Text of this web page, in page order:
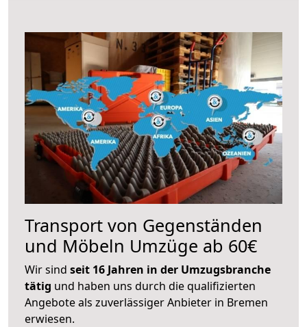
Transport von Gegenständen
und Möbeln Umzüge ab 60€
Wir sind seit 16 Jahren in der Umzugsbranche
tätig und haben uns durch die qualifizierten
Angebote als zuverlässiger Anbieter in Bremen
erwiesen.